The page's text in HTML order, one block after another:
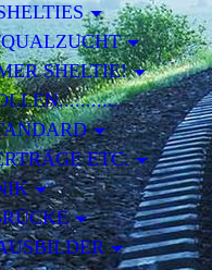
SHELTIE!
ETC.